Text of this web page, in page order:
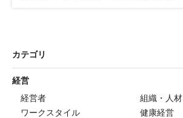
カテゴリ
経営
経営者
組織・人材
ワークスタイル
健康経営